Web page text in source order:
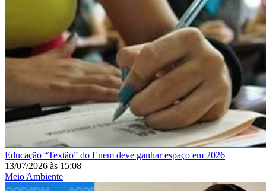
Educação “Textão” do Enem deve ganhar espaço em 2026
13/07/2026 às 15:08
Meio Ambiente